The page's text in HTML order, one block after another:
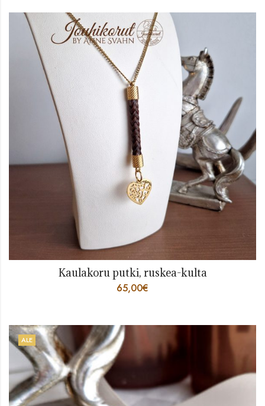
Kaulakoru putki, ruskea-kulta
65,00€
ALE